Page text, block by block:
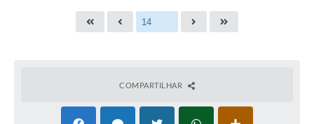
COMPARTILHAR